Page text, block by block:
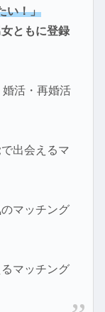
い！」
ともに登録
活・再婚活
出会えるマ
マッチング
マッチング